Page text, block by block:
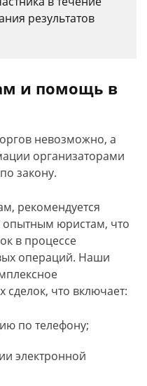
результатов
и помощь в
невозможно, а
организаторами
закону.
рекомендуется
опытным юристам, что
в процессе
операций. Наши
что включает:
по телефону;
электронной